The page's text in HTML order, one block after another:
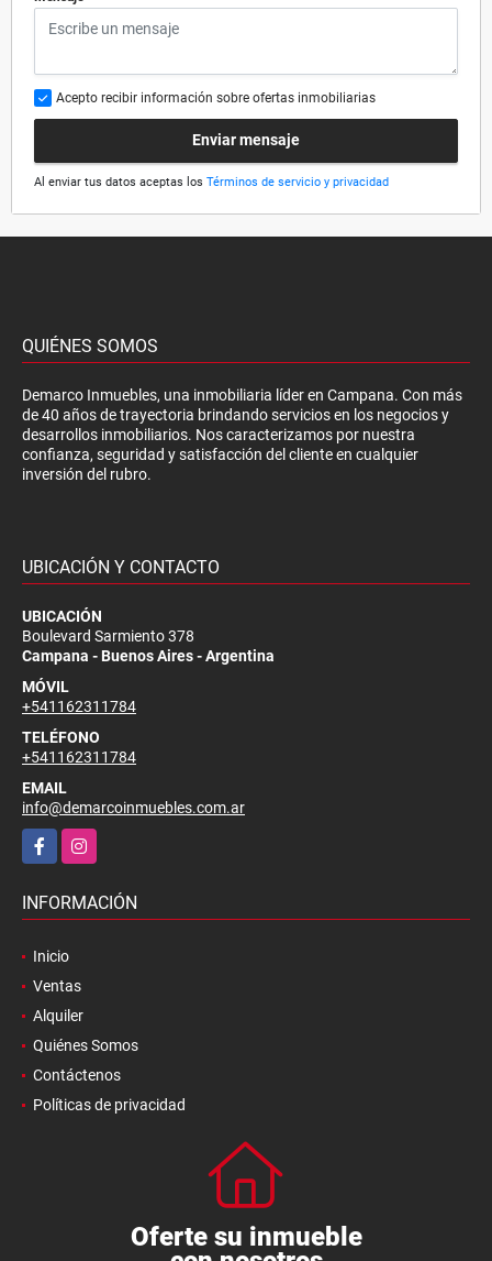
Acepto recibir información sobre ofertas inmobiliarias
Enviar mensaje
Al enviar tus datos aceptas los Términos de servicio y privacidad
QUIÉNES SOMOS
Demarco Inmuebles, una inmobiliaria líder en Campana. Con más
de 40 años de trayectoria brindando servicios en los negocios y
desarrollos inmobiliarios. Nos caracterizamos por nuestra
confianza, seguridad y satisfacción del cliente en cualquier
inversión del rubro.
UBICACIÓN Y CONTACTO
UBICACIÓN
Boulevard Sarmiento 378
Campana - Buenos Aires - Argentina
MÓVIL
+541162311784
TELÉFONO
+541162311784
EMAIL
info@demarcoinmuebles.com.ar
FacebookInstagram
INFORMACIÓN
Inicio
Ventas
Alquiler
Quiénes Somos
Contáctenos
Políticas de privacidad
Oferte su inmueble